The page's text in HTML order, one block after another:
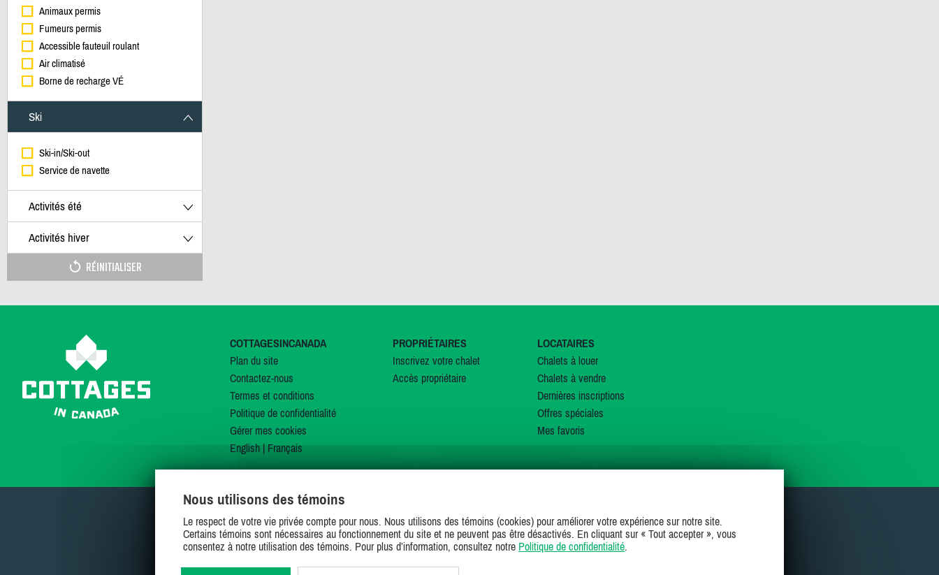
Animaux permis
Fumeurs permis
Accessible fauteuil roulant
Air climatisé
Borne de recharge VÉ
Ski
Ski-in/Ski-out
Service de navette
Activités été
Activités hiver
RÉINITIALISER
COTTAGESINCANADA
Plan du site
Contactez-nous
Termes et conditions
Politique de confidentialité
Gérer mes cookies
English| Français
PROPRIÉTAIRES
Inscrivez votre chalet
Accès propriétaire
LOCATAIRES
Chalets à louer
Chalets à vendre
Dernières inscriptions
Offres spéciales
Mes favoris
SUIVEZ-NOUS SUR
Nous utilisons des témoins
Le respect de votre vie privée compte pour nous. Nous utilisons des témoins (cookies) pour améliorer votre expérience sur notre site.
Certains témoins sont nécessaires au fonctionnement du site et ne peuvent pas être désactivés. En cliquant sur « Tout accepter », vous
consentez à notre utilisation des témoins. Pour plus d’information, consultez notre Politique de confidentialité.